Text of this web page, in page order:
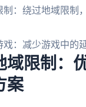
制：绕过地域限制
：减少游戏中的
域限制：
案